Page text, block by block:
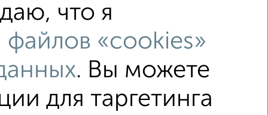
на улице Западное шоссе
с балконом
санузлом Цена до 3 500 000 руб.
что я
«cookies»
. Вы можете
для таргетинга